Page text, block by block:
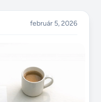
február 5, 2026